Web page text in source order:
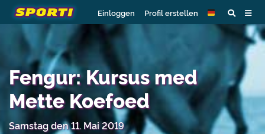
Einloggen Profil erstellen
Fengur: Kursus med
Mette Koefoed
Samstag den 11. Mai 2019